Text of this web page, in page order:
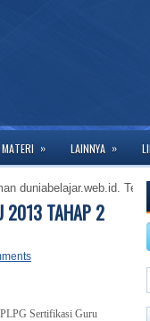
MATERI » LAINNYA »
Terima
2013 TAHAP 2
Sertifikasi Guru